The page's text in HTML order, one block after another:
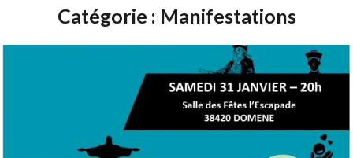
Catégorie : Manifestations